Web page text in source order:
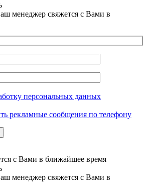
менеджер свяжется с Вами в
персональных данных
рекламные сообщения по телефону
с Вами в ближайшее время
менеджер свяжется с Вами в